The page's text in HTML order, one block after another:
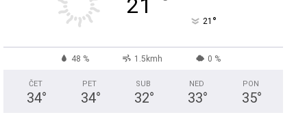
21
21 °
48 % 1.5kmh 0 %
ČET
34°
PET
34°
SUB
32°
NED
33°
PON
35°